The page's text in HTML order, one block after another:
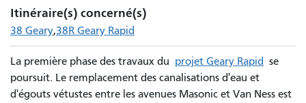
Itinéraire(s) concerné(s)
38 Geary 38R Geary Rapid
La première phase des travaux du projet Geary Rapid se
poursuit. Le remplacement des canalisations d'eau et
d'égouts vétustes entre les avenues Masonic et Van Ness est